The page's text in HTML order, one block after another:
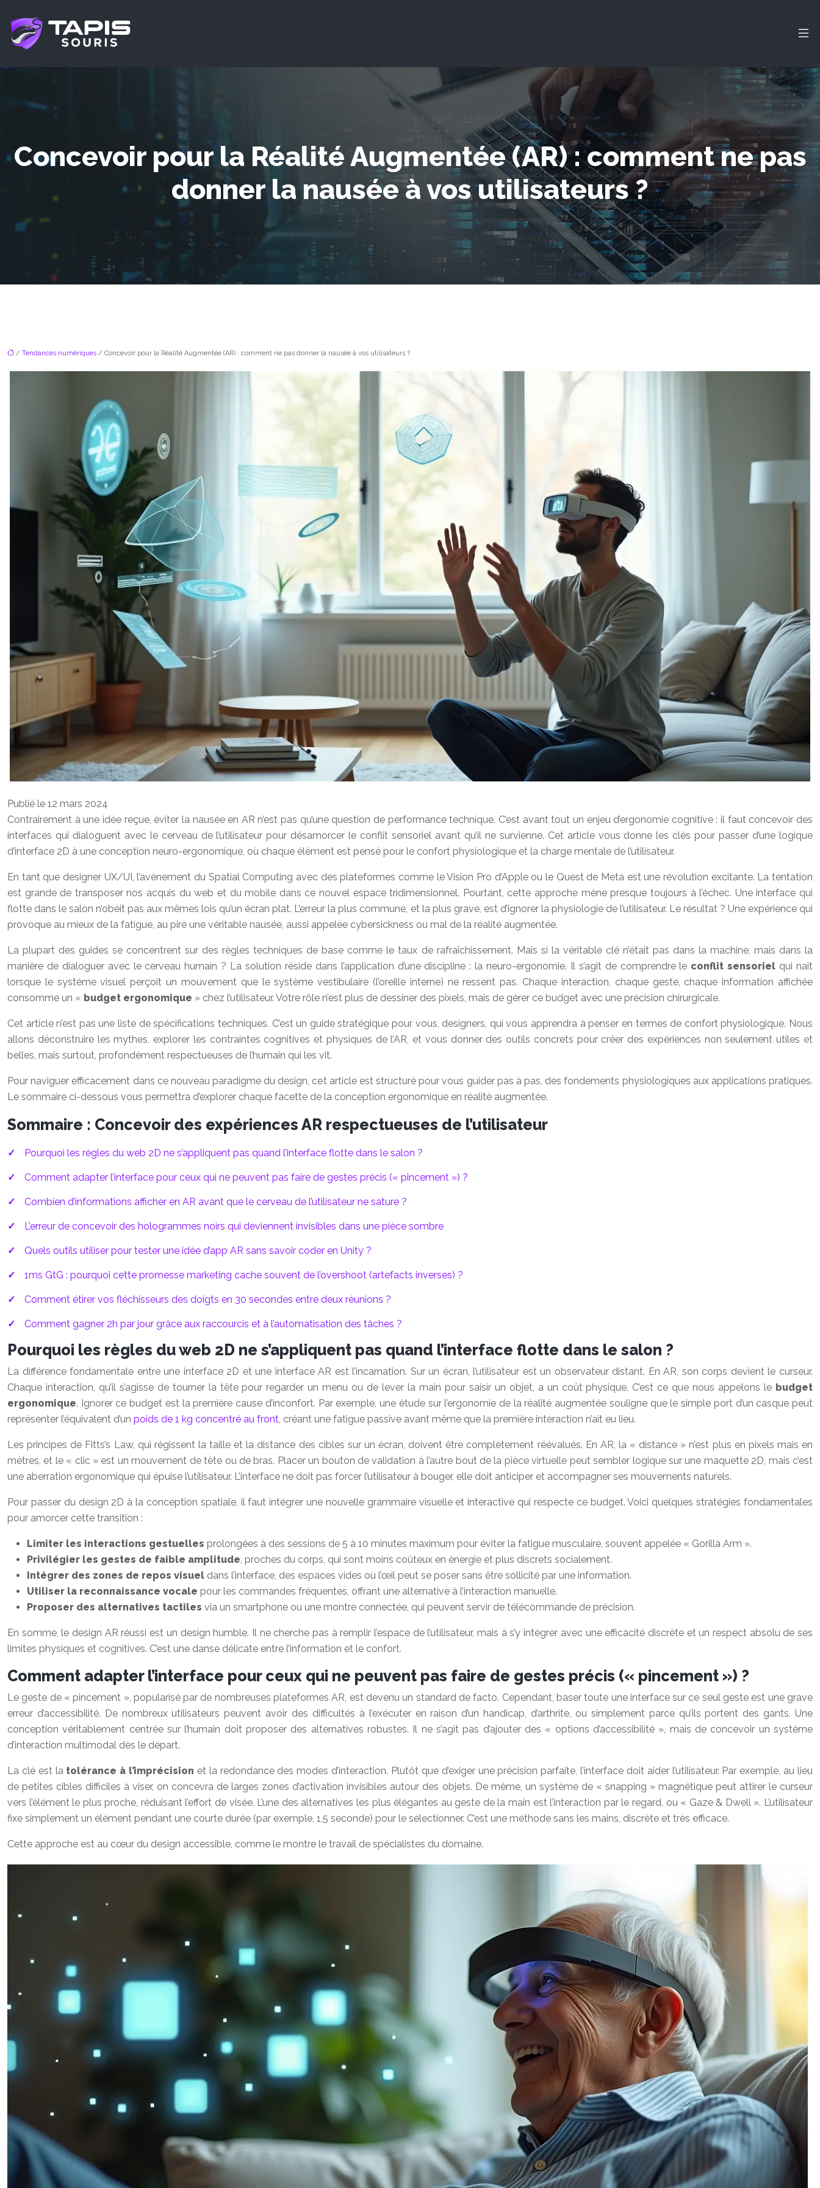
Concevoir pour la Réalité Augmentée (AR) : comment ne pas
donner la nausée à vos utilisateurs ?
/ Tendances numériques / Concevoir pour la Réalité Augmentée (AR) : comment ne pas donner la nausée à vos utilisateurs ?
Publié le 12 mars 2024
Contrairement à une idée reçue, éviter la nausée en AR n’est pas qu’une question de performance technique. C’est avant tout un enjeu d’ergonomie cognitive : il faut concevoir des
interfaces qui dialoguent avec le cerveau de l’utilisateur pour désamorcer le conflit sensoriel avant qu’il ne survienne. Cet article vous donne les clés pour passer d’une logique
d’interface 2D à une conception neuro-ergonomique, où chaque élément est pensé pour le confort physiologique et la charge mentale de l’utilisateur.
En tant que designer UX/UI, l’avènement du Spatial Computing avec des plateformes comme le Vision Pro d’Apple ou le Quest de Meta est une révolution excitante. La tentation
est grande de transposer nos acquis du web et du mobile dans ce nouvel espace tridimensionnel. Pourtant, cette approche mène presque toujours à l’échec. Une interface qui
flotte dans le salon n’obéit pas aux mêmes lois qu’un écran plat. L’erreur la plus commune, et la plus grave, est d’ignorer la physiologie de l’utilisateur. Le résultat ? Une expérience qui
provoque au mieux de la fatigue, au pire une véritable nausée, aussi appelée cybersickness ou mal de la réalité augmentée.
La plupart des guides se concentrent sur des règles techniques de base comme le taux de rafraîchissement. Mais si la véritable clé n’était pas dans la machine, mais dans la
manière de dialoguer avec le cerveau humain ? La solution réside dans l’application d’une discipline : la neuro-ergonomie. Il s’agit de comprendre le conflit sensoriel qui naît
lorsque le système visuel perçoit un mouvement que le système vestibulaire (l’oreille interne) ne ressent pas. Chaque interaction, chaque geste, chaque information affichée
consomme un « budget ergonomique » chez l’utilisateur. Votre rôle n’est plus de dessiner des pixels, mais de gérer ce budget avec une précision chirurgicale.
Cet article n’est pas une liste de spécifications techniques. C’est un guide stratégique pour vous, designers, qui vous apprendra à penser en termes de confort physiologique. Nous
allons déconstruire les mythes, explorer les contraintes cognitives et physiques de l’AR, et vous donner des outils concrets pour créer des expériences non seulement utiles et
belles, mais surtout, profondément respectueuses de l’humain qui les vit.
Pour naviguer efficacement dans ce nouveau paradigme du design, cet article est structuré pour vous guider pas à pas, des fondements physiologiques aux applications pratiques.
Le sommaire ci-dessous vous permettra d’explorer chaque facette de la conception ergonomique en réalité augmentée.
Sommaire : Concevoir des expériences AR respectueuses de l’utilisateur
Pourquoi les règles du web 2D ne s’appliquent pas quand l’interface flotte dans le salon ?
Comment adapter l’interface pour ceux qui ne peuvent pas faire de gestes précis (« pincement ») ?
Combien d’informations afficher en AR avant que le cerveau de l’utilisateur ne sature ?
L’erreur de concevoir des hologrammes noirs qui deviennent invisibles dans une pièce sombre
Quels outils utiliser pour tester une idée d’app AR sans savoir coder en Unity ?
1ms GtG : pourquoi cette promesse marketing cache souvent de l’overshoot (artefacts inverses) ?
Comment étirer vos fléchisseurs des doigts en 30 secondes entre deux réunions ?
Comment gagner 2h par jour grâce aux raccourcis et à l’automatisation des tâches ?
Pourquoi les règles du web 2D ne s’appliquent pas quand l’interface flotte dans le salon ?
La différence fondamentale entre une interface 2D et une interface AR est l’incarnation. Sur un écran, l’utilisateur est un observateur distant. En AR, son corps devient le curseur.
Chaque interaction, qu’il s’agisse de tourner la tête pour regarder un menu ou de lever la main pour saisir un objet, a un coût physique. C’est ce que nous appelons le budget
ergonomique. Ignorer ce budget est la première cause d’inconfort. Par exemple, une étude sur l’ergonomie de la réalité augmentée souligne que le simple port d’un casque peut
représenter l’équivalent d’un poids de 1 kg concentré au front , créant une fatigue passive avant même que la première interaction n’ait eu lieu.
Les principes de Fitts’s Law, qui régissent la taille et la distance des cibles sur un écran, doivent être complètement réévalués. En AR, la « distance » n’est plus en pixels mais en
mètres, et le « clic » est un mouvement de tête ou de bras. Placer un bouton de validation à l’autre bout de la pièce virtuelle peut sembler logique sur une maquette 2D, mais c’est
une aberration ergonomique qui épuise l’utilisateur. L’interface ne doit pas forcer l’utilisateur à bouger, elle doit anticiper et accompagner ses mouvements naturels.
Pour passer du design 2D à la conception spatiale, il faut intégrer une nouvelle grammaire visuelle et interactive qui respecte ce budget. Voici quelques stratégies fondamentales
pour amorcer cette transition :
Limiter les interactions gestuelles prolongées à des sessions de 5 à 10 minutes maximum pour éviter la fatigue musculaire, souvent appelée « Gorilla Arm ».
Privilégier les gestes de faible amplitude , proches du corps, qui sont moins coûteux en énergie et plus discrets socialement.
Intégrer des zones de repos visuel dans l’interface, des espaces vides où l’œil peut se poser sans être sollicité par une information.
Utiliser la reconnaissance vocale pour les commandes fréquentes, offrant une alternative à l’interaction manuelle.
Proposer des alternatives tactiles via un smartphone ou une montre connectée, qui peuvent servir de télécommande de précision.
En somme, le design AR réussi est un design humble. Il ne cherche pas à remplir l’espace de l’utilisateur, mais à s’y intégrer avec une efficacité discrète et un respect absolu de ses
limites physiques et cognitives. C’est une danse délicate entre l’information et le confort.
Comment adapter l’interface pour ceux qui ne peuvent pas faire de gestes précis (« pincement ») ?
Le geste de « pincement », popularisé par de nombreuses plateformes AR, est devenu un standard de facto. Cependant, baser toute une interface sur ce seul geste est une grave
erreur d’accessibilité. De nombreux utilisateurs peuvent avoir des difficultés à l’exécuter en raison d’un handicap, d’arthrite, ou simplement parce qu’ils portent des gants. Une
conception véritablement centrée sur l’humain doit proposer des alternatives robustes. Il ne s’agit pas d’ajouter des « options d’accessibilité », mais de concevoir un système
d’interaction multimodal dès le départ.
La clé est la tolérance à l’imprécision et la redondance des modes d’interaction. Plutôt que d’exiger une précision parfaite, l’interface doit aider l’utilisateur. Par exemple, au lieu
de petites cibles difficiles à viser, on concevra de larges zones d’activation invisibles autour des objets. De même, un système de « snapping » magnétique peut attirer le curseur
vers l’élément le plus proche, réduisant l’effort de visée. L’une des alternatives les plus élégantes au geste de la main est l’interaction par le regard, ou « Gaze & Dwell ». L’utilisateur
fixe simplement un élément pendant une courte durée (par exemple, 1,5 seconde) pour le sélectionner. C’est une méthode sans les mains, discrète et très efficace.
Cette approche est au cœur du design accessible, comme le montre le travail de spécialistes du domaine.